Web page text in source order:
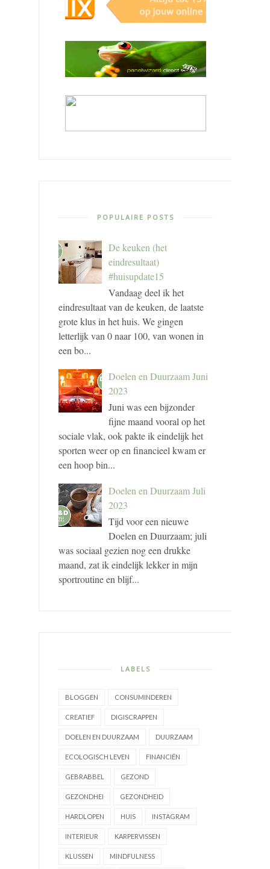
POPULAIRE POSTS
De keuken (het
eindresultaat)
#huisupdate15
Vandaag deel ik het
eindresultaat van de keuken, de laatste
grote klus in het huis. We gingen
letterlijk van 0 naar 100, van wonen in
een bo...
Doelen en Duurzaam Juni
2023
Juni was een bijzonder
fijne maand vooral op het
sociale vlak, ook pakte ik eindelijk het
sporten weer op en financieel kwam er
een hoop bin...
Doelen en Duurzaam Juli
2023
Tijd voor een nieuwe
Doelen en Duurzaam; juli
was sociaal gezien nog een drukke
maand, zat ik eindelijk lekker in mijn
sportroutine en blijf...
LABELS
BLOGGEN CONSUMINDEREN
CREATIEF DIGISCRAPPEN
DOELEN EN DUURZAAM DUURZAAM
ECOLOGISCH LEVEN FINANCIËN
GEBRABBEL GEZOND
GEZONDHEI GEZONDHEID
HARDLOPEN HUIS INSTAGRAM
INTERIEUR KARPERVISSEN
KLUSSEN MINDFULNESS